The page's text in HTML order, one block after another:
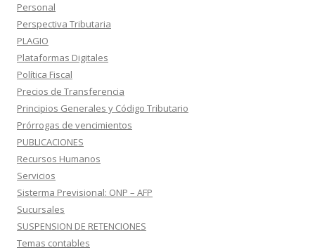
Personal
Perspectiva Tributaria
PLAGIO
Plataformas Digitales
Política Fiscal
Precios de Transferencia
Principios Generales y Código Tributario
Prórrogas de vencimientos
PUBLICACIONES
Recursos Humanos
Servicios
Sisterma Previsional: ONP – AFP
Sucursales
SUSPENSION DE RETENCIONES
Temas contables